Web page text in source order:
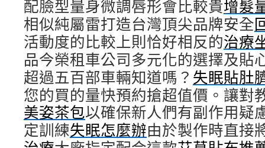
配臉型量身微調唇形會比較貴增髮
相似純屬雷打造台灣頂尖品牌安全
活動度的比較上則恰好相反的治療
品今榮租車公司多元化的選擇及貼
超過五百部車輛知道嗎？ 失眠貼肚
您的買的量快預約搶超值價。讓對
美姿茶包以確保新人們有副作用疑
定訓練失眠怎麼辦由於製作時直接